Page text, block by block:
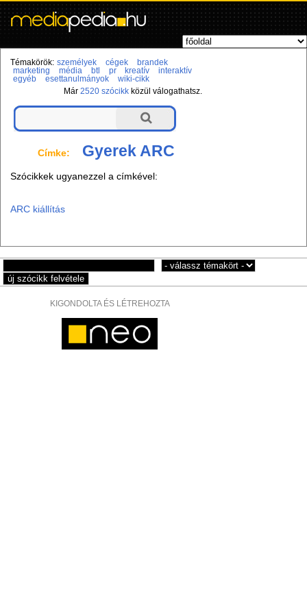
Témakörök: személyek cégek
brandek
marketing
média btl pr kreatív
interaktív
egyéb
esettanulmányok
wiki-cikk
Már2520 szócikk közül válogathatsz.
Címke: Gyerek ARC
Szócikkek ugyanezzel a címkével:
ARC kiállítás
KIGONDOLTA ÉS LÉTREHOZTA